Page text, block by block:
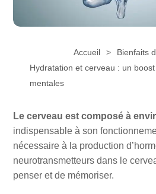
Accueil
Bienfaits
Hydratation et cerveau : un
mentales
Le cerveau est composé à
indispensable à son
nécessaire à la production
neurotransmetteurs dans le
penser et de mémoriser.